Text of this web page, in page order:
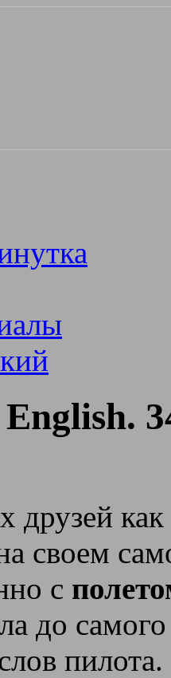
друзей
своем
с
до
пилота.